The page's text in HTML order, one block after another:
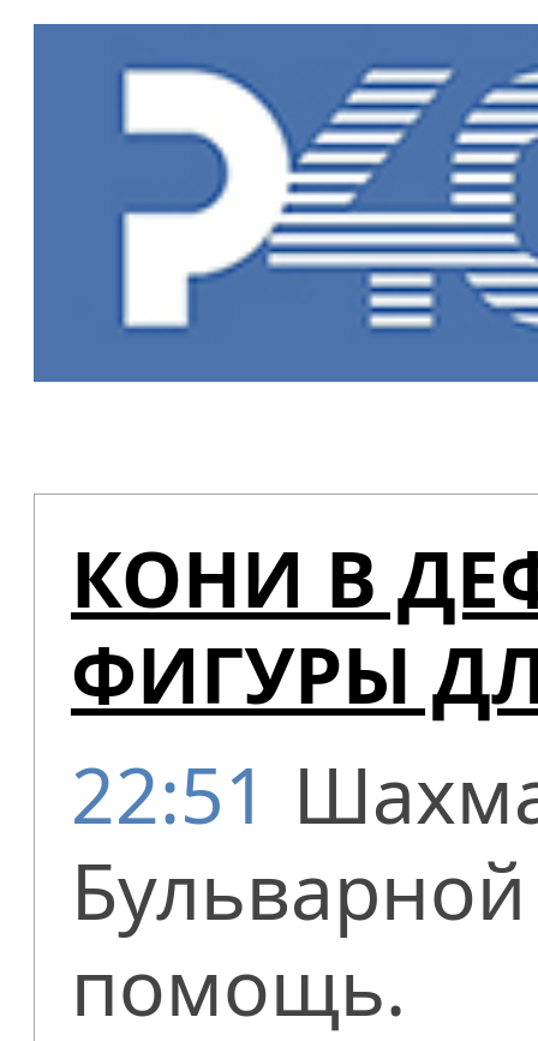
Главная»
Новости
КОНИ В
ФИГУРЫ
22:51
помощь.